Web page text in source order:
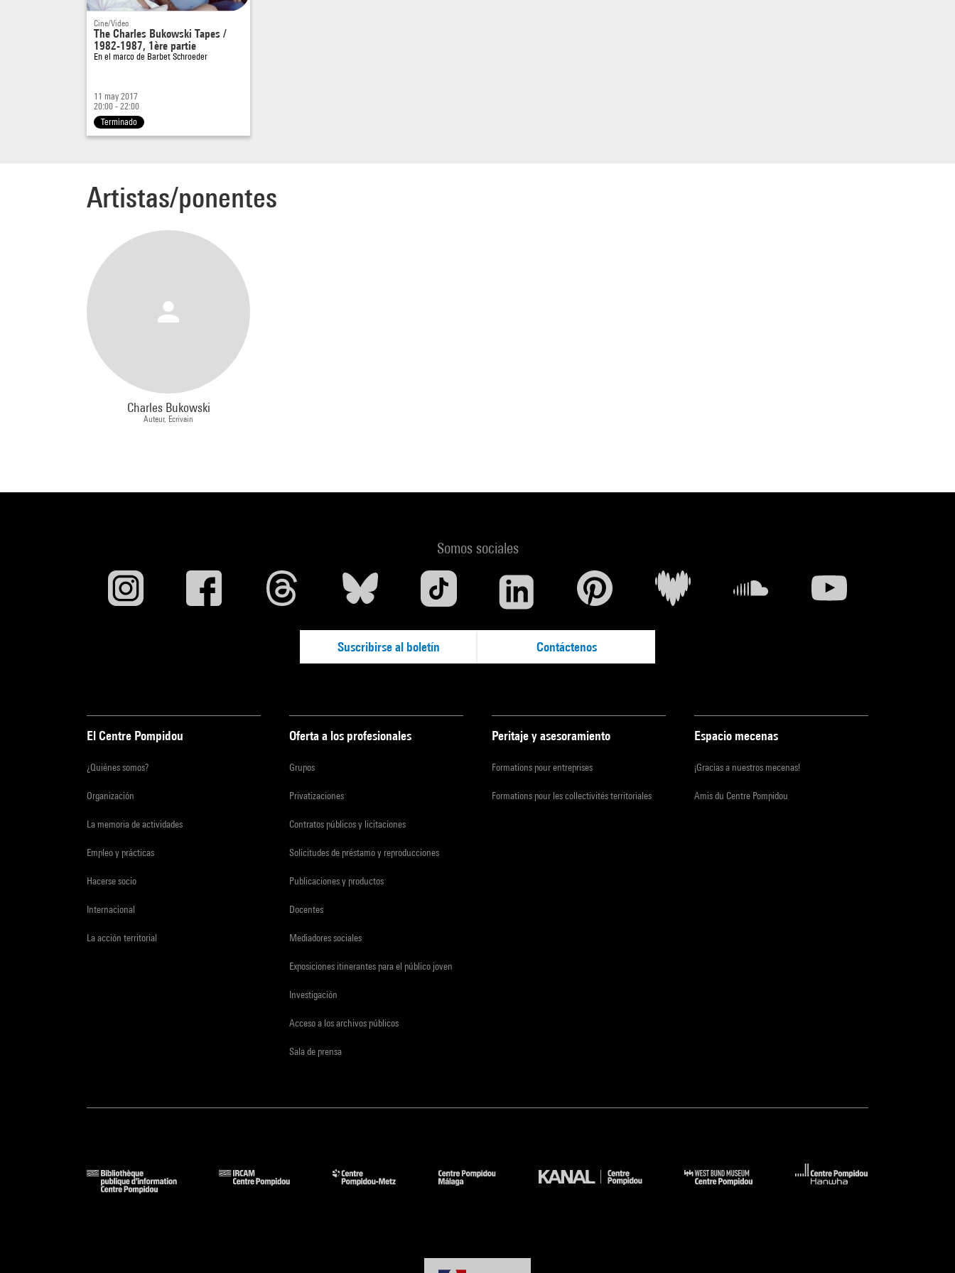
Cine/Video
The Charles Bukowski Tapes /
1982-1987, 1ère partie
En el marco de Barbet Schroeder
11 may 2017
20:00 - 22:00
Terminado
Artistas/ponentes
Charles Bukowski
Auteur, Ecrivain
Somos sociales
Suscribirse al boletín Contáctenos
El Centre Pompidou
¿Quiénes somos?
Organización
La memoria de actividades
Empleo y prácticas
Hacerse socio
Internacional
La acción territorial
Oferta a los profesionales
Grupos
Privatizaciones
Contratos públicos y licitaciones
Solicitudes de préstamo y reproducciones
Publicaciones y productos
Docentes
Mediadores sociales
Exposiciones itinerantes para el público joven
Investigación
Acceso a los archivos públicos
Sala de prensa
Peritaje y asesoramiento
Formations pour entreprises
Formations pour les collectivités territoriales
Espacio mecenas
¡Gracias a nuestros mecenas!
Amis du Centre Pompidou